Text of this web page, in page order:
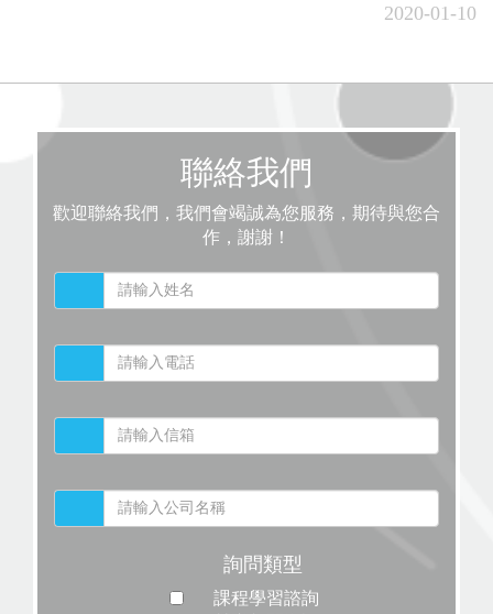
2020-01-10
聯絡我們
歡迎聯絡我們，我們會竭誠為您服務，期待與您合
作，謝謝！
詢問類型
課程學習諮詢